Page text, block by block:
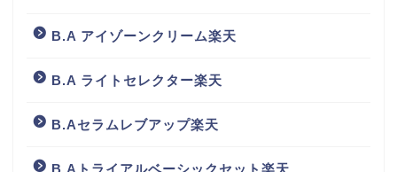
B.A アイゾーンクリーム楽天
B.A ライトセレクター楽天
B.Aセラムレブアップ楽天
B.Aトライアルベーシックセット楽天